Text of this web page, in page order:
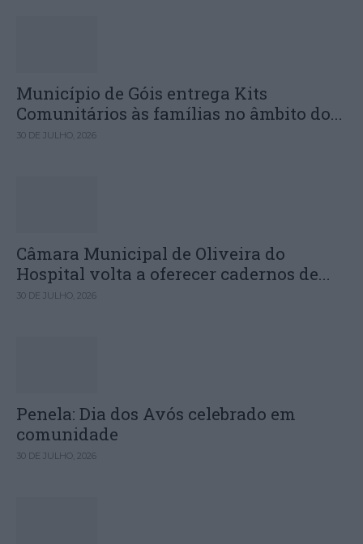
Município de Góis entrega Kits
Comunitários às famílias no âmbito do...
30 DE JULHO, 2026
Câmara Municipal de Oliveira do
Hospital volta a oferecer cadernos de...
30 DE JULHO, 2026
Penela: Dia dos Avós celebrado em
comunidade
30 DE JULHO, 2026